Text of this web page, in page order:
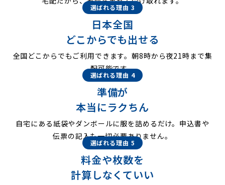
選ばれる理由 3
日本全国
どこからでも出せる
全国どこからでもご利用できます。朝8時から夜21時まで集
配可能です。
選ばれる理由 4
準備が
本当にラクちん
自宅にある紙袋やダンボールに服を詰めるだけ。申込書や
伝票の記入も一切必要ありません。
選ばれる理由 5
料金や枚数を
計算しなくていい